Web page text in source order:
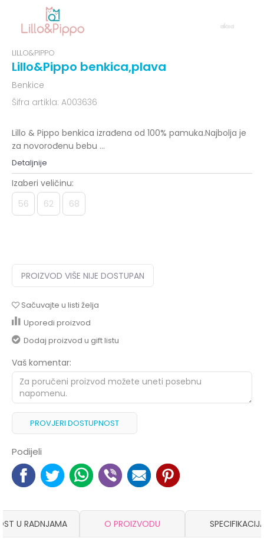
LILLO&PIPPO
Lillo&Pippo benkica,plava
Benkice
Šifra artikla: A003636
Lillo & Pippo benkica izrađena od 100% pamuka.Najbolja je
za novorođenu bebu ...
Detaljnije
Izaberi veličinu:
56 62 68
PROIZVOD VIŠE NIJE DOSTUPAN
Sačuvajte u listi želja
Uporedi proizvod
Dodaj proizvod u gift listu
Vaš komentar:
PROVJERI DOSTUPNOST
Podijeli
U RADNJAMA O PROIZVODU